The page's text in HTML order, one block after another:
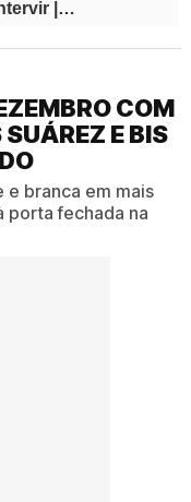
COM
E BIS
e branca em mais
porta fechada na